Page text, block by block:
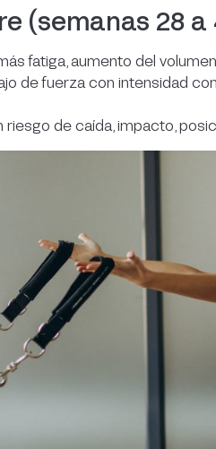
(semanas 28 a
fatiga, aumento del
de fuerza con intensidad
riesgo de caída, impacto,